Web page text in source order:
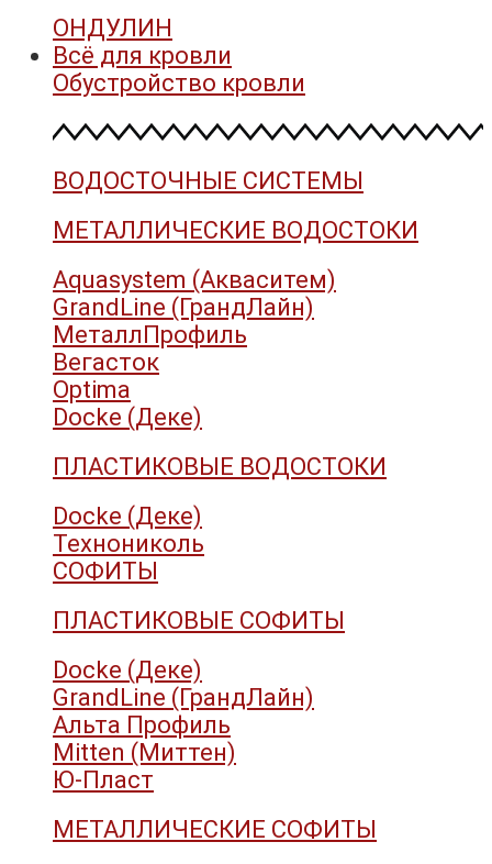
ОНДУЛИН
Всё для кровли
Обустройство кровли
ВОДОСТОЧНЫЕ СИСТЕМЫ
МЕТАЛЛИЧЕСКИЕ ВОДОСТОКИ
Aquasystem (Акваситем)
GrandLine (ГрандЛайн)
МеталлПрофиль
Вегасток
Optima
Docke (Деке)
ПЛАСТИКОВЫЕ ВОДОСТОКИ
Docke (Деке)
Технониколь
СОФИТЫ
ПЛАСТИКОВЫЕ СОФИТЫ
Docke (Деке)
GrandLine (ГрандЛайн)
Альта Профиль
Mitten (Миттен)
Ю-Пласт
МЕТАЛЛИЧЕСКИЕ СОФИТЫ